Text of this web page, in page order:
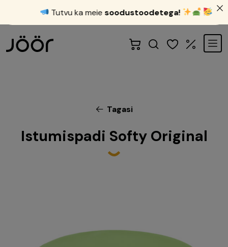
Tagasi
Istumispadi Softy Original
Tutvu ka meiesoodustoodetega!